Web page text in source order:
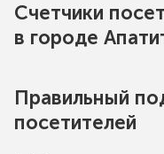
Счетчики
в городe
Правильный
посетителей